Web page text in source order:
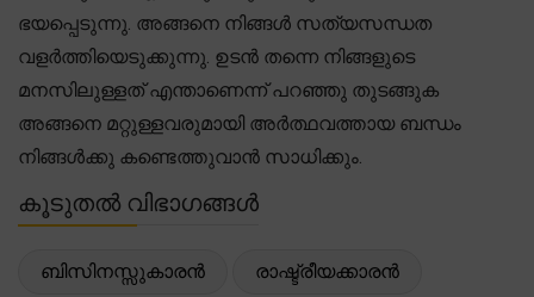
ഭയപ്പെടുന്നു. അങ്ങനെ നിങ്ങൾ സത്യസന്ധത
വളർത്തിയെടുക്കുന്നു. ഉടൻ തന്നെ നിങ്ങളുടെ
മനസിലുള്ളത് എന്താണെന്ന് പറഞ്ഞു തുടങ്ങുക
അങ്ങനെ മറ്റുള്ളവരുമായി അർത്ഥവത്തായ ബന്ധം
നിങ്ങൾക്കു കണ്ടെത്തുവാൻ സാധിക്കും.
കൂടുതൽ വിഭാഗങ്ങൾ
ബിസിനസ്സുകാരൻ രാഷ്ട്രീയക്കാരൻ